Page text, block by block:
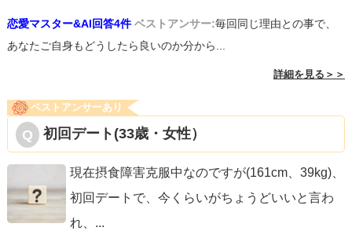
恋愛マスター&AI回答4件 ベストアンサー:毎回同じ理由との事で、
あなたご自身もどうしたら良いのか分から...
詳細を見る＞＞
ベストアンサーあり
初回デート(33歳・女性）
現在摂食障害克服中なのですが(161cm、39kg)、
初回デートで、今くらいがちょうどいいと言わ
れ、 ...